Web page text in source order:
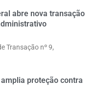
abre nova transação
Transação nº 9,
proteção contra